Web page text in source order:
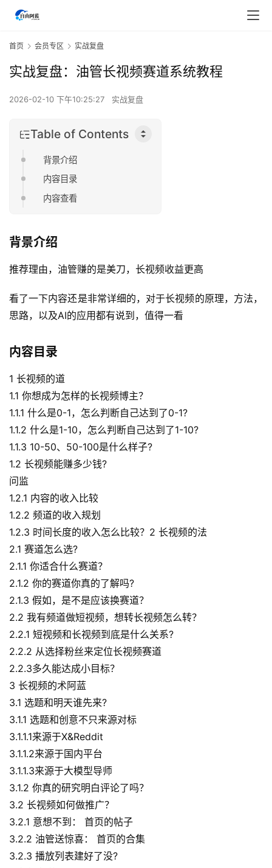
首
页
行
业
快
讯
开
眼
案
例
首页 会员专区 实战复盘
实战复盘：油管长视频赛道系统教程
2026-02-10 下午10:25:27 实战复盘
Table of Contents
背景介绍
内容目录
内容查看
背景介绍
推荐理由，油管赚的是美刀，长视频收益更高
看了一下内容还是非常详细的，对于长视频的原理，方法，
思路，以及AI的应用都有说到，值得一看
内容目录
1 长视频的道
1.1 你想成为怎样的长视频博主？
1.1.1 什么是0-1，怎么判断自己达到了0-1?
1.1.2 什么是1-10，怎么判断自己达到了1-10?
1.1.3 10-50、50-100是什么样子?
1.2 长视频能赚多少钱?
问监
1.2.1 内容的收入比较
1.2.2 频道的收入规划
1.2.3 时间长度的收入怎么比较？2 长视频的法
2.1 赛道怎么选?
2.1.1 你适合什么赛道？
2.1.2 你的赛道你真的了解吗?
2.1.3 假如，是不是应该换赛道？
2.2 我有频道做短视频，想转长视频怎么转？
2.2.1 短视频和长视频到底是什么关系?
2.2.2 从选择粉丝来定位长视频赛道
2.2.3多久能达成小目标？
3 长视频的术阿蓝
3.1 选题和明天谁先来?
3.1.1 选题和创意不只来源对标
3.1.1.1来源于X&Reddit
3.1.1.2来源于国内平台
3.1.1.3来源于大模型导师
3.1.2 你真的研究明白评论了吗？
3.2 长视频如何做推广？
3.2.1 意想不到： 首页的帖子
3.2.2 油管送惊喜： 首页的合集
3.2.3 播放列表建好了没?